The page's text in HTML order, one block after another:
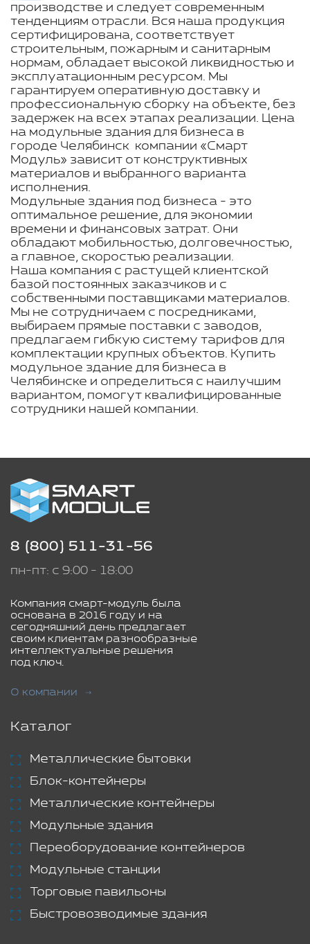
производстве и следует современным
тенденциям отрасли. Вся наша продукция
сертифицирована, соответствует
строительным, пожарным и санитарным
нормам, обладает высокой ликвидностью и
эксплуатационным ресурсом. Мы
гарантируем оперативную доставку и
профессиональную сборку на объекте, без
задержек на всех этапах реализации. Цена
на модульные здания для бизнеса в
городе Челябинск компании «Смарт
Модуль» зависит от конструктивных
материалов и выбранного варианта
исполнения.
Модульные здания под бизнеса - это
оптимальное решение, для экономии
времени и финансовых затрат. Они
обладают мобильностью, долговечностью,
а главное, скоростью реализации.
Наша компания с растущей клиентской
базой постоянных заказчиков и с
собственными поставщиками материалов.
Мы не сотрудничаем с посредниками,
выбираем прямые поставки с заводов,
предлагаем гибкую систему тарифов для
комплектации крупных объектов. Купить
модульное здание для бизнеса в
Челябинске и определиться с наилучшим
вариантом, помогут квалифицированные
сотрудники нашей компании.
8 (800) 511-31-56
пн-пт: с 9:00 - 18:00
Компания смарт-модуль была
основана в 2016 году и на
сегодняшний день предлагает
своим клиентам разнообразные
интеллектуальные решения
под ключ.
О компании
Каталог
Металлические бытовки
Блок-контейнеры
Металлические контейнеры
Модульные здания
Переоборудование контейнеров
Модульные станции
Торговые павильоны
Быстровозводимые здания